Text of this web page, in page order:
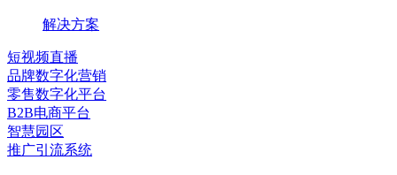
解决方案
短视频直播
品牌数字化营销
零售数字化平台
B2B电商平台
智慧园区
推广引流系统